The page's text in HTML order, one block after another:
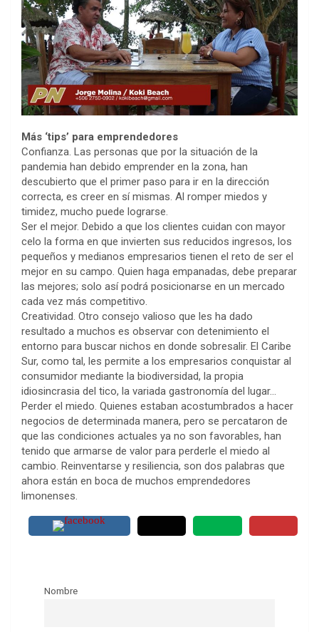
Más ‘tips’ para emprendedores
Confianza. Las personas que por la situación de la
pandemia han debido emprender en la zona, han
descubierto que el primer paso para ir en la dirección
correcta, es creer en sí mismas. Al romper miedos y
timidez, mucho puede lograrse.
Ser el mejor. Debido a que los clientes cuidan con mayor
celo la forma en que invierten sus reducidos ingresos, los
pequeños y medianos empresarios tienen el reto de ser el
mejor en su campo. Quien haga empanadas, debe preparar
las mejores; solo así podrá posicionarse en un mercado
cada vez más competitivo.
Creatividad. Otro consejo valioso que les ha dado
resultado a muchos es observar con detenimiento el
entorno para buscar nichos en donde sobresalir. El Caribe
Sur, como tal, les permite a los empresarios conquistar al
consumidor mediante la biodiversidad, la propia
idiosincrasia del tico, la variada gastronomía del lugar…
Perder el miedo. Quienes estaban acostumbrados a hacer
negocios de determinada manera, pero se percataron de
que las condiciones actuales ya no son favorables, han
tenido que armarse de valor para perderle el miedo al
cambio. Reinventarse y resiliencia, son dos palabras que
ahora están en boca de muchos emprendedores
limonenses.
Nombre